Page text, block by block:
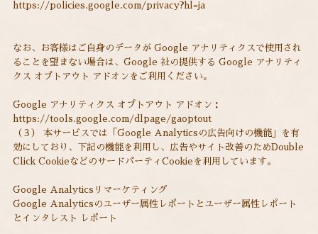
https://policies.google.com/privacy?hl=ja
なお、お客様はご自身のデータが Google アナリティクスで使用され
ることを望まない場合は、Google 社の提供する Google アナリティ
クス オプトアウト アドオンをご利用ください。
Google アナリティクス オプトアウト アドオン：
https://tools.google.com/dlpage/gaoptout
（３） 本サービスでは「Google Analyticsの広告向けの機能」を有
効にしており、下記の機能を利用し、広告やサイト改善のためDouble
Click CookieなどのサードパーティCookieを利用しています。
Google Analyticsリマーケティング
Google Analyticsのユーザー属性レポートとユーザー属性レポート
とインタレスト レポート